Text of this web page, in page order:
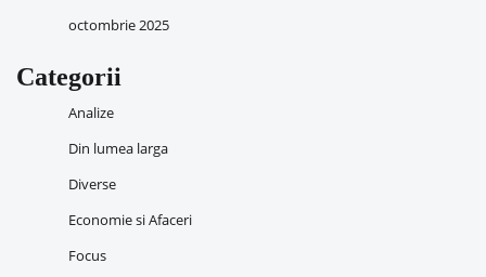
octombrie 2025
Categorii
Analize
Din lumea larga
Diverse
Economie si Afaceri
Focus